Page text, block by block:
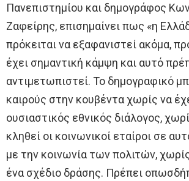
Πανεπιστημίου και δημογράφος
Ζαφείρης, επισημαίνει πως «η
πρόκειται να εξαφανιστεί ακόμα,
έχει σημαντική κάμψη και αυτό
αντιμετωπιστεί. Το δημογραφικό
καιρούς στην κουβέντα χωρίς να
ουσιαστικός εθνικός διάλογος,
κληθεί οι κοινωνικοί εταίροι σε
με την κοινωνία των πολιτών,
ένα σχέδιο δράσης. Πρέπει